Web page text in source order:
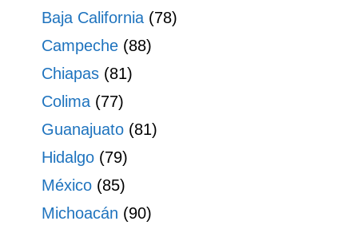
Baja California (78)
Campeche (88)
Chiapas (81)
Colima (77)
Guanajuato (81)
Hidalgo (79)
México (85)
Michoacán (90)